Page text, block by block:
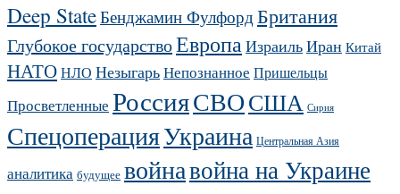
Deep StateБенджамин Фулфорд Британия
Глубокое государствоЕвропаИзраильИран Китай
НАТОНЛО НезыгарьНепознанное Пришельцы
Просветленные РоссияСВОСША Сирия
СпецоперацияУкраина Центральная Азия
аналитика будущее войнавойна на Украине